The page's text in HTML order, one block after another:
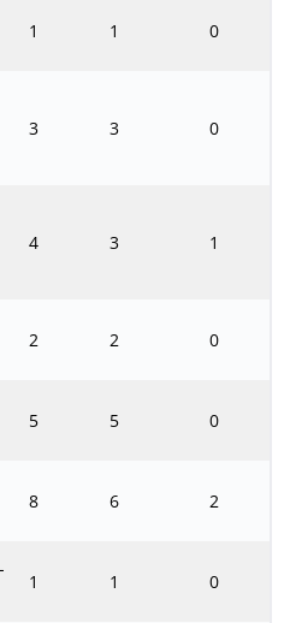
1 1 0
3 3 0
4 3 1
2 2 0
5 5 0
8 6 2
1 1 0